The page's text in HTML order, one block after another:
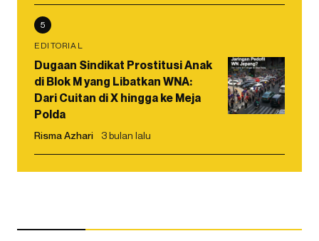
5
EDITORIAL
Dugaan Sindikat Prostitusi Anak
di Blok M yang Libatkan WNA:
Dari Cuitan di X hingga ke Meja
Polda
Risma Azhari 3 bulan lalu